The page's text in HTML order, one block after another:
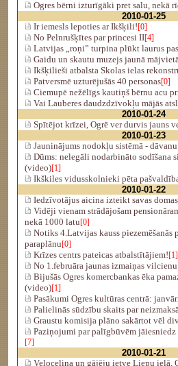
Ogres bērni izturīgāki pret salu, nekā
2010-01-25
Ir iemesls lepoties ar Ikšķili![0]
No Pelnrušķītes par princesi II[4]
Latvijas „roņi” turpina plūkt laurus
Gaidu un skautu muzejs jaunā
Ikšķilieši atbalsta Skolas ielas
Patversmē uzturējušās 40 personas[0]
Ciemupē nežēlīgs kautiņš bērnu acu
Vai Lauberes daudzdzīvokļu mājās
2010-01-24
Spītējot krīzei, Ogrē ver durvis jauns
2010-01-23
Jauninājums nodokļu sistēmā -
Dūms: nelegāli nodarbināto sodīšana
(video)[1]
Ikškiles vidusskolnieki pēta
2010-01-22
Iedzīvotājus aicina izteikt savas
Vidēji vienam strādājošam
nekā 1000 latu[0]
Notiks 4.Latvijas kauss piezemēšanās
paraplānu[0]
Krīzes centrs pateicas atbalstītājiem![1]
No 1.februāra jaunas izmaiņas
Bijušās Ogres komercbankas ēka
(video)[1]
Pasākumi Ogres kultūras centrā:
Palielinās sūdzību skaits par
Graustu komisija plāno sakārtot vēl
Paziņojumi par palīgbūvēm
[7]
2010-01-21
Veloceliņa un gājēju ietve Liepu ielā,